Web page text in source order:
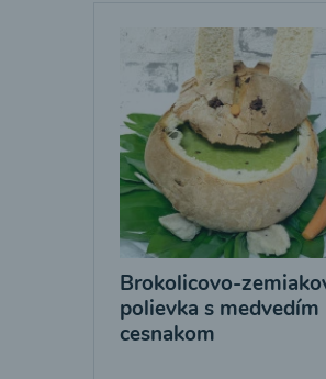
Brokolicovo-
polievka s medvedím
cesnakom